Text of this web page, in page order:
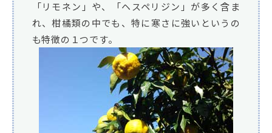
「リモネン」や、「ヘスペリジン」が多く含ま
れ、柑橘類の中でも、特に寒さに強いというの
も特徴の１つです。